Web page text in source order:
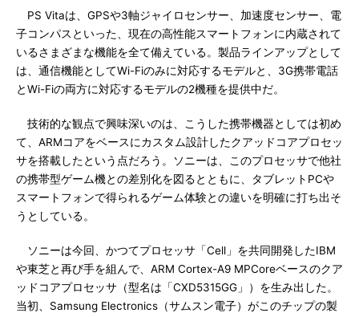
PS Vitaは、GPSや3軸ジャイロセンサー、加速度センサー、電
子コンパスといった、現在の高性能スマートフォンに内蔵されて
いるさまざまな機能を全て備えている。製品ラインアップとして
は、通信機能としてWi-Fiのみに対応するモデルと、3G携帯電話
とWi-Fiの両方に対応するモデルの2機種を提供中だ。
技術的な観点で興味深いのは、こうした携帯機器としては初め
て、ARMコアをベースにカスタム設計したクアッドコアプロセッ
サを搭載したという点だろう。ソニーは、このプロセッサで他社
の携帯型ゲーム機との差別化を図るとともに、タブレットPCや
スマートフォンで得られるゲーム体験との違いを明確に打ち出そ
うとしている。
ソニーは今回、かつてプロセッサ「Cell」を共同開発したIBM
や東芝と再び手を組んで、ARM Cortex-A9 MPCoreベースのクア
ッドコアプロセッサ（型名は「CXD5315GG」）を生み出した。
当初、Samsung Electronics（サムスン電子）がこのチップの製